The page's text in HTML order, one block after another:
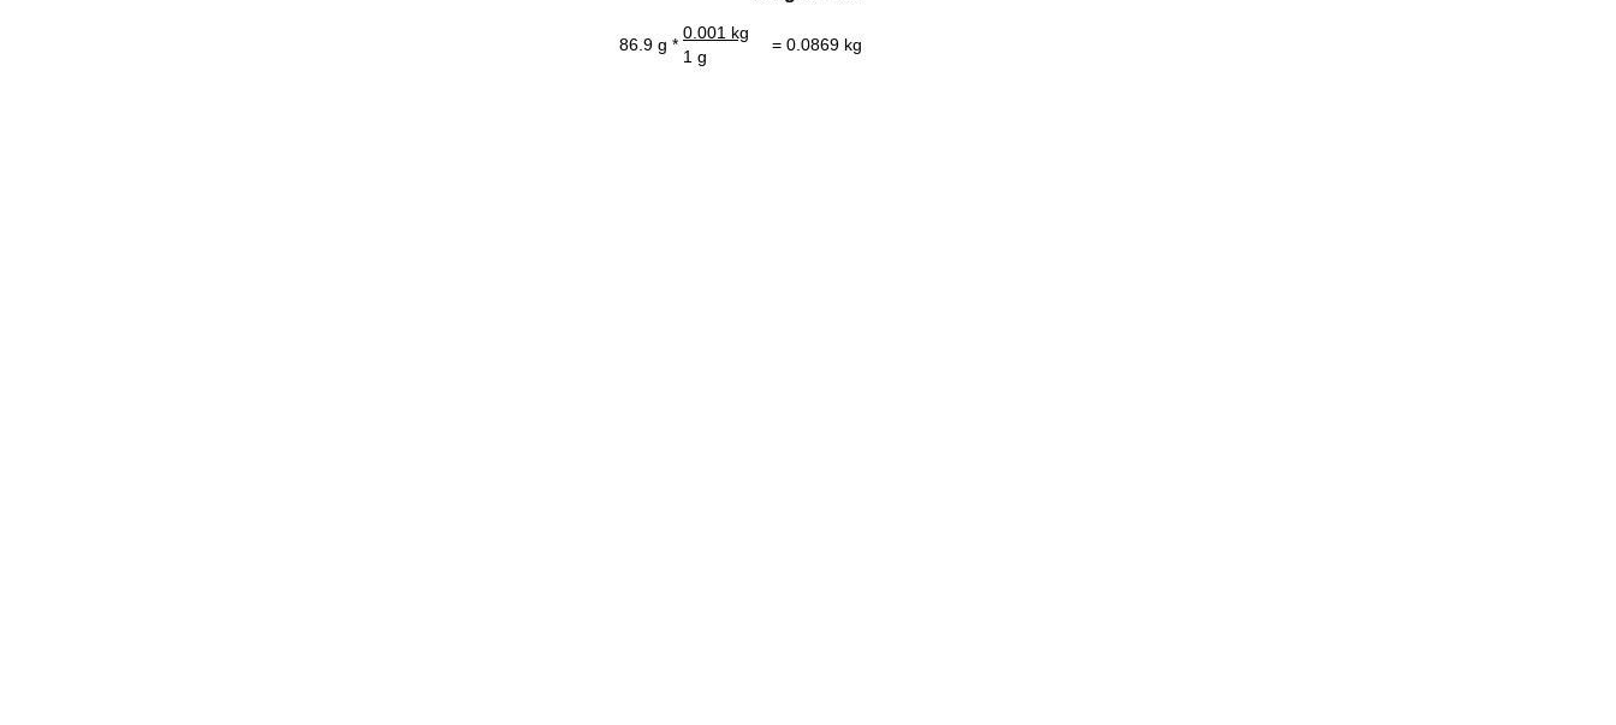
86.9 g *
0.001 kg
= 0.0869 kg
1 g